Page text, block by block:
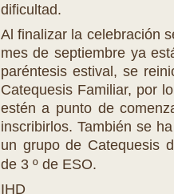
dificultad.
Al finalizar la celebración
mes de septiembre ya
paréntesis estival, se
Catequesis Familiar, por
estén a punto de
inscribirlos. También se
un grupo de Catequesis
de 3 º de ESO.
IHD